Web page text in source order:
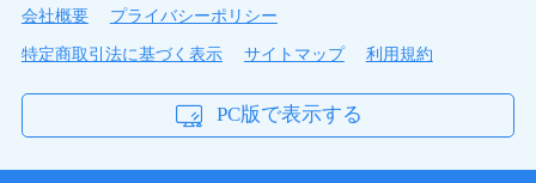
会社概要
プライバシーポリシー
特定商取引法に基づく表示
サイトマップ 利用規約
PC版で表示する